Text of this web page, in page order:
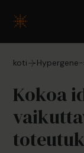
koti
Kokoa